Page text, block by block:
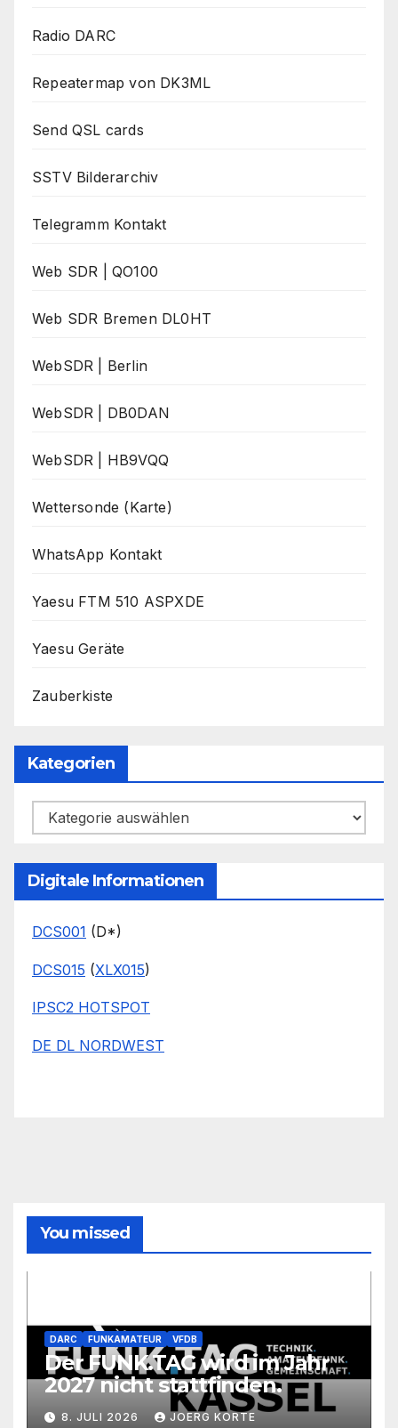
Radio DARC
Repeatermap von DK3ML
Send QSL cards
SSTV Bilderarchiv
Telegramm Kontakt
Web SDR | QO100
Web SDR Bremen DL0HT
WebSDR | Berlin
WebSDR | DB0DAN
WebSDR | HB9VQQ
Wettersonde (Karte)
WhatsApp Kontakt
Yaesu FTM 510 ASPXDE
Yaesu Geräte
Zauberkiste
Kategorien
Kategorien
Digitale Informationen
DCS001 (D*)
DCS015 (XLX015)
IPSC2 HOTSPOT
DE DL NORDWEST
You missed
DARC FUNKAMATEUR VFDB
Der FUNK.TAG wird im Jahr
2027 nicht stattfinden.
8. JULI 2026 JOERG KORTE